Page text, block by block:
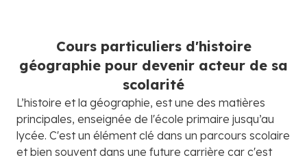
Cours particuliers d'histoire
géographie pour devenir acteur de sa
scolarité
L’histoire et la géographie, est une des matières
principales, enseignée de l'école primaire jusqu’au
lycée. C'est un élément clé dans un parcours scolaire
et bien souvent dans une future carrière car c'est